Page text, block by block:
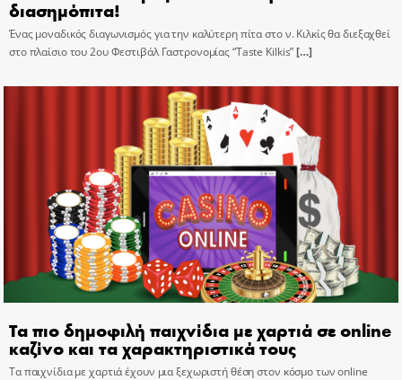
διασημόπιτα!
Ένας μοναδικός διαγωνισμός για την καλύτερη πίτα στο ν. Κιλκίς θα διεξαχθεί
στο πλαίσιο του 2ου Φεστιβάλ Γαστρονομίας “Taste Kilkis”[…]
Τα πιο δημοφιλή παιχνίδια με χαρτιά σε online
καζίνο και τα χαρακτηριστικά τους
Τα παιχνίδια με χαρτιά έχουν μια ξεχωριστή θέση στον κόσμο των online